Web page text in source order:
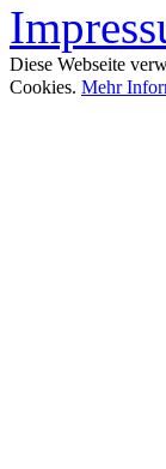
Diese Webseite
Cookies. Mehr